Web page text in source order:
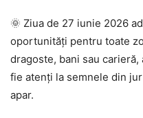
🌞 Ziua de 27 iunie 2026
oportunități pentru toate
dragoste, bani sau
fie atenți la semnele din
apar.